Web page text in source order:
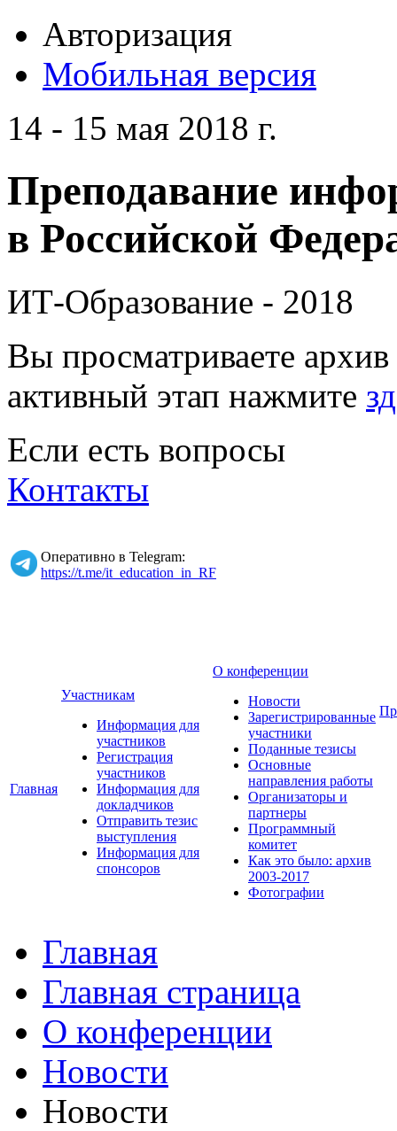
Авторизация
Мобильная версия
14 - 15 мая 2018 г.
Преподавание
в Российской
ИТ-Образование - 2018
Вы просматриваете
активный этап нажмите
Если есть вопросы
Контакты
Оперативно в Telegram:
https://t.me/it_education_in_RF
Главная
Участникам
Информация для
участников
Регистрация
участников
Информация для
докладчиков
Отправить тезис
выступления
Информация для
спонсоров
О конференции
Новости
Зарегистрированные
участники
Поданные тезисы
Основные
направления работы
Организаторы и
партнеры
Программный
комитет
Как это было: архив
2003-2017
Фотографии
Главная
Главная страница
О конференции
Новости
Новости